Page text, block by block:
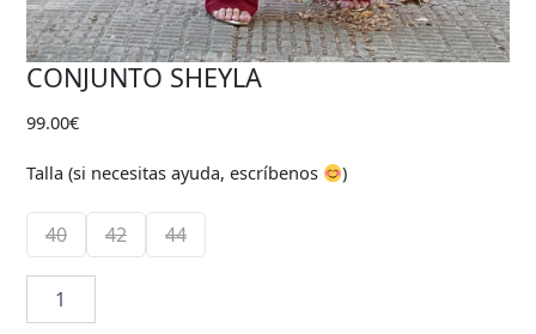
CONJUNTO SHEYLA
99.00€
Talla (si necesitas ayuda, escríbenos )
40 42 44
Sheyla